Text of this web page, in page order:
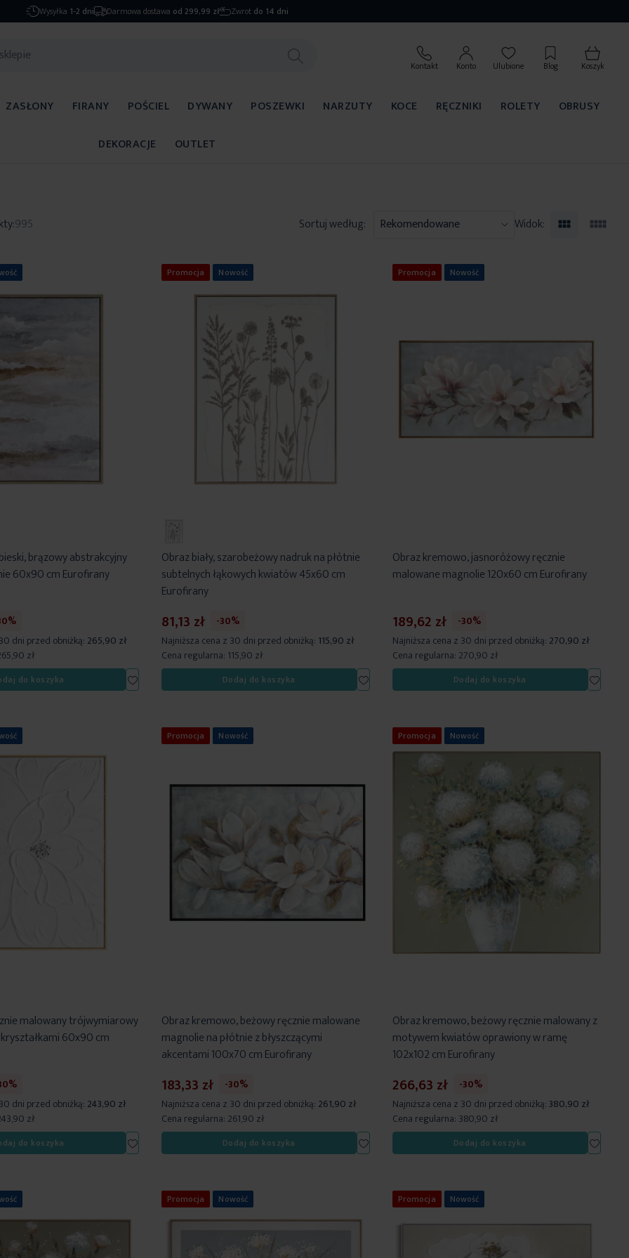
Wysyłka 1-2 dni Darmowa dostawa od 299,99 zł Zwrot do 14 dni
Kontakt Konto Ulubione Blog Koszyk
ZASŁONY FIRANY POŚCIEL DYWANY POSZEWKI NARZUTY KOCE RĘCZNIKI ROLETY
OBRUSY
DEKORACJE
OUTLET
995 Sortuj według: Widok:
brązowy abstrakcyjny
60x90 cm Eurofirany
dni przed obniżką: 265,90 zł
zł
do koszyka
Dodaj
do
Promocja Nowość
Obraz biały, szarobeżowy nadruk na płótnie
subtelnych łąkowych kwiatów 45x60 cm
Eurofirany
81,13 zł
-30%
Najniższa cena z 30 dni przed obniżką: 115,90 zł
Cena regularna: 115,90 zł
Dodaj do koszyka
Dodaj
do
Promocja Nowość
Obraz kremowo, jasnoróżowy ręcznie
malowane magnolie 120x60 cm Eurofirany
189,62 zł
-30%
Najniższa cena z 30 dni przed obniżką: 270,90 zł
Cena regularna: 270,90 zł
Dodaj do koszyka
Dodaj
do
malowany trójwymiarowy
60x90 cm
dni przed obniżką: 243,90 zł
zł
do koszyka
Dodaj
do
Promocja Nowość
Obraz kremowo, beżowy ręcznie malowane
magnolie na płótnie z błyszczącymi
akcentami 100x70 cm Eurofirany
183,33 zł
-30%
Najniższa cena z 30 dni przed obniżką: 261,90 zł
Cena regularna: 261,90 zł
Dodaj do koszyka
Dodaj
do
Promocja Nowość
Obraz kremowo, beżowy ręcznie malowany z
motywem kwiatów oprawiony w ramę
102x102 cm Eurofirany
266,63 zł
-30%
Najniższa cena z 30 dni przed obniżką:380,90 zł
Cena regularna: 380,90 zł
Dodaj do koszyka
Dodaj
do
Promocja Nowość Promocja Nowość